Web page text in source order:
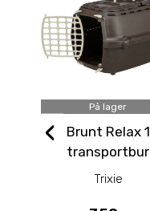
På lager
Brunt Relax 1
transportbur
(opptil 6kg)
Trixie
‹